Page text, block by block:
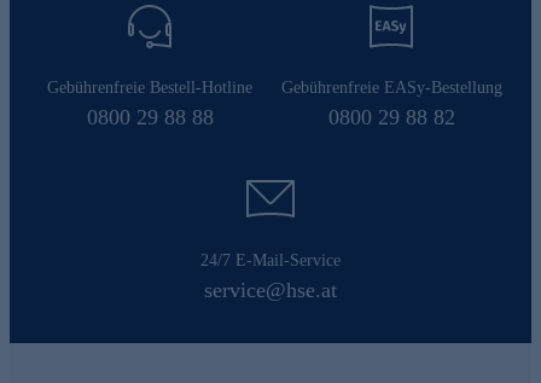
Gebührenfreie Bestell-Hotline
0800 29 88 88
Gebührenfreie EASy-Bestellung
0800 29 88 82
24/7 E-Mail-Service
service@hse.at